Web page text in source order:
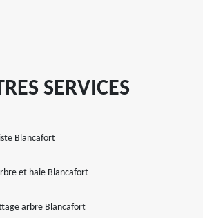
SERVICES
Blancafort
et haie Blancafort
arbre Blancafort